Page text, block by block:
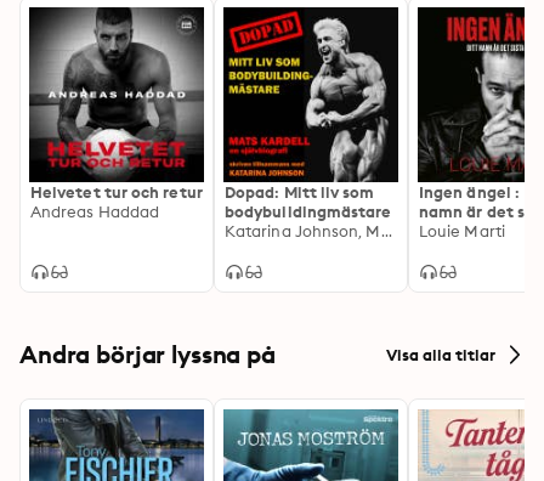
Helvetet tur och retur
Andreas Haddad
Dopad: Mitt liv som
bodybuildingmästare
Katarina Johnson, Mats Kardell
Ingen ängel :
namn är det
har
Louie Marti
Andra börjar lyssna på Visa alla titlar